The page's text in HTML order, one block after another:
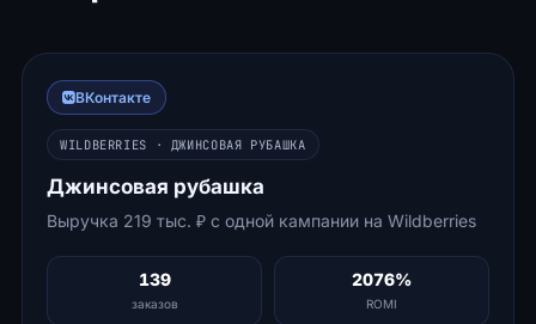
ВКонтакте
WILDBERRIES · ДЖИНСОВАЯ РУБАШКА
Джинсовая рубашка
Выручка 219 тыс. ₽ с одной кампании на Wildberries
139
заказов
2076%
ROMI